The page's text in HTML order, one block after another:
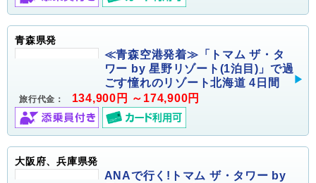
青森県発
≪青森空港発着≫「トマム ザ・タ
ワー by 星野リゾート(1泊目)」で過
ごす憧れのリゾート北海道 4日間
旅行代金： 134,900円 ～174,900円
大阪府、兵庫県発
ANAで行く!トマム ザ・タワー by